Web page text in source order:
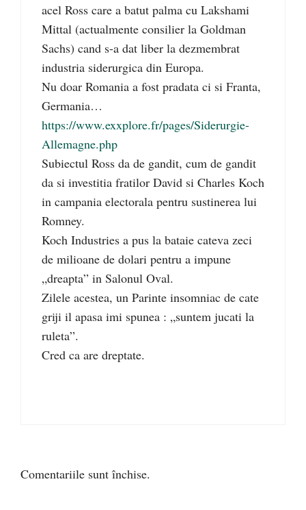
acel Ross care a batut palma cu Lakshami
Mittal (actualmente consilier la Goldman
Sachs) cand s-a dat liber la dezmembrat
industria siderurgica din Europa.
Nu doar Romania a fost pradata ci si Franta,
Germania…
https://www.exxplore.fr/pages/Siderurgie-
Allemagne.php
Subiectul Ross da de gandit, cum de gandit
da si investitia fratilor David si Charles Koch
in campania electorala pentru sustinerea lui
Romney.
Koch Industries a pus la bataie cateva zeci
de milioane de dolari pentru a impune
„dreapta” in Salonul Oval.
Zilele acestea, un Parinte insomniac de cate
griji il apasa imi spunea : „suntem jucati la
ruleta”.
Cred ca are dreptate.
Comentariile sunt închise.